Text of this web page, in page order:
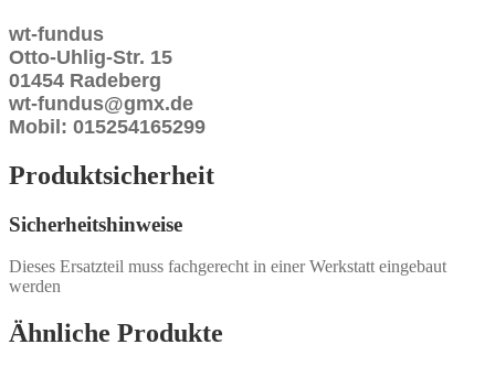
wt-fundus
Otto-Uhlig-Str. 15
01454 Radeberg
wt-fundus@gmx.de
Mobil: 015254165299
Produktsicherheit
Sicherheitshinweise
Dieses Ersatzteil muss fachgerecht in einer Werkstatt eingebaut
werden
Ähnliche Produkte